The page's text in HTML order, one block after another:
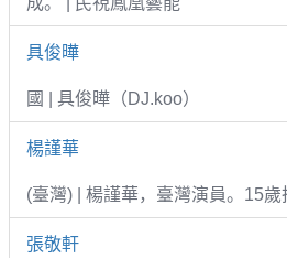
具俊曄
國 | 具俊曄（DJ.koo）
楊謹華
(臺灣) | 楊謹華，臺灣演員。15
張敬軒